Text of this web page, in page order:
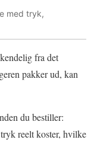
med tryk,
fra det
pakker ud, kan
du bestiller:
reelt koster, hvilke